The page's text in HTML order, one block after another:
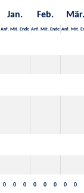
Jan. Feb. Mär.
Anf. Mit. Ende Anf. Mit. Ende Anf. Mit.
0 0 0 0 0 0 0 0